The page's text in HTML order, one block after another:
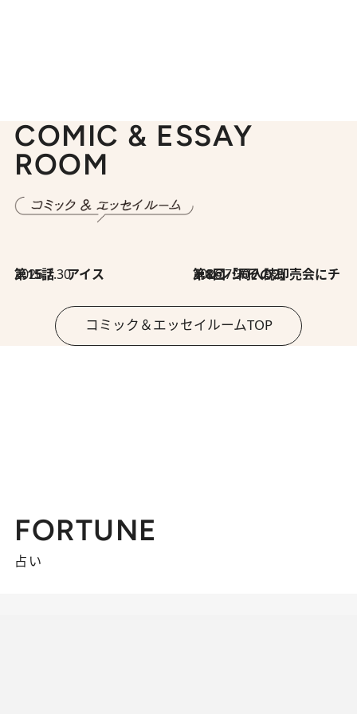
COMIC & ESSAY
ROOM
2026.7.30
第15話 アイス 2026.7.30
第8回「同人誌即売会にチャレンジ その2」
コミック＆エッセイルームTOP
FORTUNE
占い